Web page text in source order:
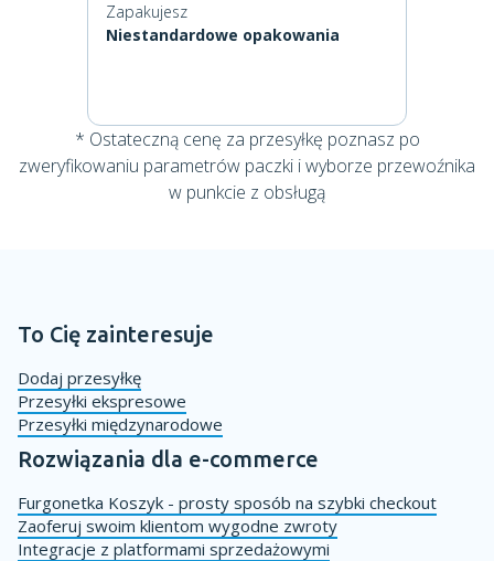
Zapakujesz
Niestandardowe opakowania
* Ostateczną cenę za przesyłkę poznasz po
zweryfikowaniu parametrów paczki i wyborze przewoźnika
w punkcie z obsługą
To Cię zainteresuje
Dodaj przesyłkę
Przesyłki ekspresowe
Przesyłki międzynarodowe
Rozwiązania dla e-commerce
Furgonetka Koszyk - prosty sposób na szybki checkout
Zaoferuj swoim klientom wygodne zwroty
Integracje z platformami sprzedażowymi